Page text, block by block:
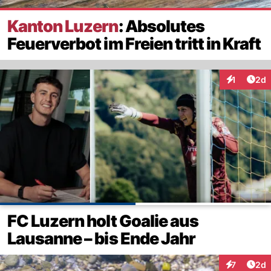
Kanton Luzern: Absolutes
Feuerverbot im Freien tritt in Kraft
1 2d
FC Luzern holt Goalie aus
Lausanne – bis Ende Jahr
7 2d